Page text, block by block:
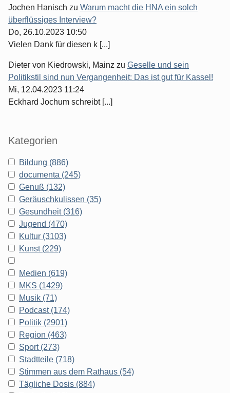
Jochen Hanisch zu Warum macht die HNA ein solch
überflüssiges Interview?
Do, 26.10.2023 10:50
Vielen Dank für diesen k [...]
Dieter von Kiedrowski, Mainz zu Geselle und sein
Politikstil sind nun Vergangenheit: Das ist gut für Kassel!
Mi, 12.04.2023 11:24
Eckhard Jochum schreibt [...]
Kategorien
Bildung (886)
documenta (245)
Genuß (132)
Geräuschkulissen (35)
Gesundheit (316)
Jugend (470)
Kultur (3103)
Kunst (229)
Medien (619)
MKS (1429)
Musik (71)
Podcast (174)
Politik (2901)
Region (463)
Sport (273)
Stadtteile (718)
Stimmen aus dem Rathaus (54)
Tägliche Dosis (884)